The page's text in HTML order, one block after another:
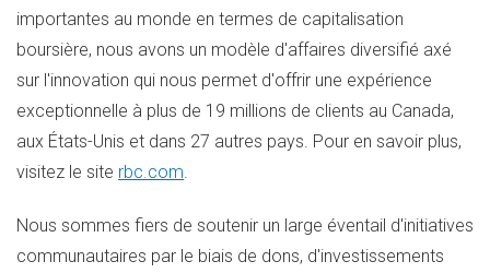
importantes au monde en termes de capitalisation
boursière, nous avons un modèle d'affaires diversifié axé
sur l'innovation qui nous permet d'offrir une expérience
exceptionnelle à plus de 19 millions de clients au Canada,
aux États-Unis et dans 27 autres pays. Pour en savoir plus,
visitez le site rbc.com
Nous sommes fiers de soutenir un large éventail d'initiatives
communautaires par le biais de dons, d'investissements